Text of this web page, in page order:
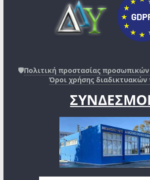
🛡️Πολιτική προστασίας
Όροι χρήσης
ΣΥΝΔΕΣΜΟΙ